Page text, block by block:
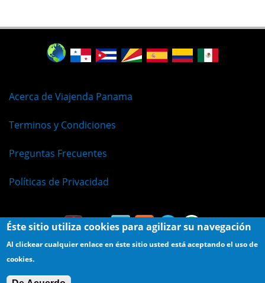
Acerca de Viajenda Panama
Terminos y Condiciones
Preguntas Frecuentes
Políticas de Privacidad
Éste sitio utiliza cookies para agilizar su navegación
Al clickear cualquier enlace en éste sitio usted está aceptando el uso de
cookies.